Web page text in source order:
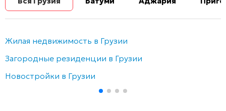
Жилая недвижимость в Грузии
Загородные резиденции в Грузии
Новостройки в Грузии